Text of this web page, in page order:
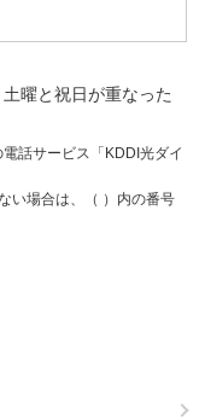
曜と祝日が重なった
話サービス「KDDI光ダイ
い場合は、（ ）内の番号